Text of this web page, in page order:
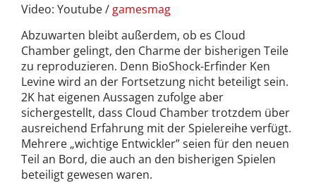
Video: Youtube / gamesmag
Abzuwarten bleibt außerdem, ob es Cloud
Chamber gelingt, den Charme der bisherigen Teile
zu reproduzieren. Denn BioShock-Erfinder Ken
Levine wird an der Fortsetzung nicht beteiligt sein.
2K hat eigenen Aussagen zufolge aber
sichergestellt, dass Cloud Chamber trotzdem über
ausreichend Erfahrung mit der Spielereihe verfügt.
Mehrere „wichtige Entwickler” seien für den neuen
Teil an Bord, die auch an den bisherigen Spielen
beteiligt gewesen waren.